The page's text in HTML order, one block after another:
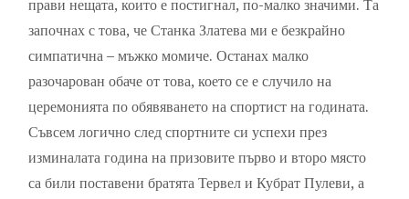
прави нещата, които е постигнал, по-малко значими. Та
започнах с това, че Станка Златева ми е безкрайно
симпатична – мъжко момиче. Останах малко
разочарован обаче от това, което се е случило на
церемонията по обявяването на спортист на годината.
Съвсем логично след спортните си успехи през
изминалата година на призовите първо и второ място
са били поставени братята Тервел и Кубрат Пулеви, а